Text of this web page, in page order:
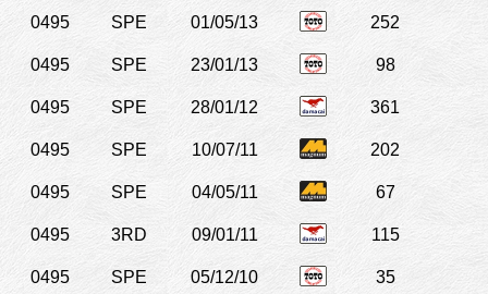
0495 SPE 01/05/13 252
0495 SPE 23/01/13 98
0495 SPE 28/01/12 361
0495 SPE 10/07/11 202
0495 SPE 04/05/11 67
0495 3RD 09/01/11 115
0495 SPE 05/12/10 35